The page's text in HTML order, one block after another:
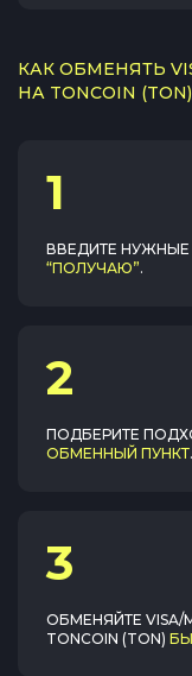
КАК ОБМЕНЯТЬ
НА TONCOIN
1
ВВЕДИТЕ
“ПОЛУЧАЮ”.
2
ПОДБЕРИТЕ
ОБМЕННЫЙ ПУНКТ.
3
ОБМЕНЯЙТЕ VISA/
TONCOIN (TON)